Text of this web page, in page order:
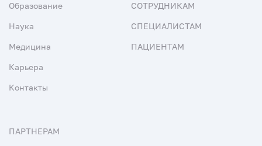
Образование
Наука
Медицина
Карьера
Контакты
СОТРУДНИКАМ
СПЕЦИАЛИСТАМ
ПАЦИЕНТАМ
ПАРТНЕРАМ